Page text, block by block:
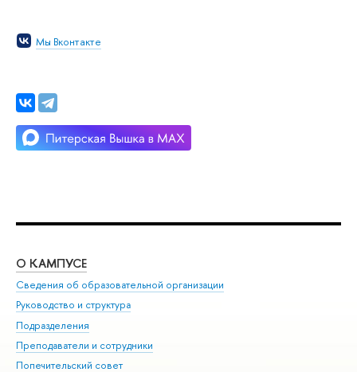
Мы Вконтакте
О КАМПУСЕ
Сведения об образовательной организации
Руководство и структура
Подразделения
Преподаватели и сотрудники
Попечительский совет